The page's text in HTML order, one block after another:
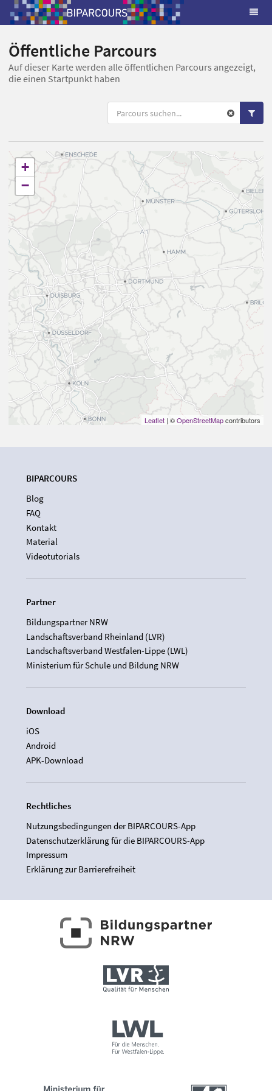
Öffentliche Parcours
Auf dieser Karte werden alle öffentlichen Parcours angezeigt,
die einen Startpunkt haben
+
−
Leaflet | ©OpenStreetMapcontributors
BIPARCOURS
Blog
FAQ
Kontakt
Material
Videotutorials
Partner
Bildungspartner NRW
Landschaftsverband Rheinland (LVR)
Landschaftsverband Westfalen-Lippe (LWL)
Ministerium für Schule und Bildung NRW
Download
iOS
Android
APK-Download
Rechtliches
Nutzungsbedingungen der BIPARCOURS-App
Datenschutzerklärung für die BIPARCOURS-App
Impressum
Erklärung zur Barrierefreiheit